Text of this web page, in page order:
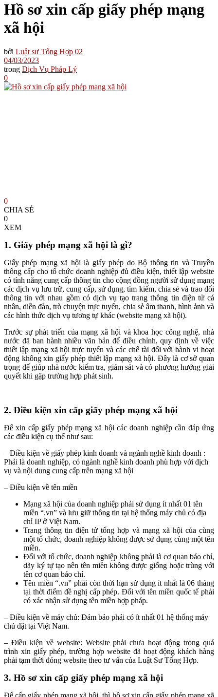
Hồ sơ xin cấp giấy phép mạng
xã hội
bởi Luật sư Tổng Hợp 02
04/03/2023
trong Dịch Vụ Pháp Lý
0
0
CHIA SẺ
0
XEM
1. Giấy phép mạng xã hội là gì?
Giấy phép mạng xã hội là giấy phép do Bộ thông tin và Truyền
thông cấp cho tổ chức doanh nghiệp đủ điều kiện, thiết lập website
có tính năng cung cấp thông tin cho cộng đồng người sử dụng mạng
các dịch vụ lưu trữ, cung cấp, sử dụng, tìm kiếm, chia sẻ và trao đổi
thông tin với nhau gồm có dịch vụ tạo trang thông tin điện tử cá
nhân, diễn đàn, trò chuyện trực tuyến, chia sẻ âm thanh, hình ảnh và
các hình thức dịch vụ tương tự khác (website mạng xã hội).
Trước sự phát triển của mạng xã hội và khoa học công nghệ, nhà
nước đã ban hành nhiều văn bản để điều chỉnh, quy định về việc
thiết lập mạng xã hội trực tuyến và các chế tài đối với hành vi hoạt
động không xin giấy phép thiết lập mạng xã hội. Đây là cơ sở quan
trọng để giúp nhà nước kiểm tra, giám sát và có phương hướng giải
quyết khi gặp trường hợp phát sinh.
2. Điều kiện xin cấp giấy phép mạng xã hội
Để xin cấp giấy phép mạng xã hội các doanh nghiệp cần đáp ứng
các điều kiện cụ thể như sau:
– Điều kiện về giấy phép kinh doanh và ngành nghề kinh doanh :
Phải là doanh nghiệp, có ngành nghề kinh doanh phù hợp với dịch
vụ và nội dung cung cấp trên mạng xã hội
– Điều kiện về tên miền
Mạng xã hội của doanh nghiệp phải sử dụng ít nhất 01 tên
miền “.vn” và lưu giữ thông tin tại hệ thống máy chủ có địa
chỉ IP ở Việt Nam.
Trang thông tin điện tử tổng hợp và mạng xã hội của cùng
một tổ chức, doanh nghiệp không được sử dụng cùng một tên
miền.
Đối với tổ chức, doanh nghiệp không phải là cơ quan báo chí,
dãy ký tự tạo nên tên miền không được giống hoặc trùng với
tên cơ quan báo chí.
Tên miền “.vn” phải còn thời hạn sử dụng ít nhất là 06 tháng
tại thời điểm đề nghị cấp phép. Đối với tên miền quốc tế phải
có xác nhận sử dụng tên miền hợp pháp.
– Điều kiện về máy chủ: Đảm bảo phải có ít nhất 01 hệ thống máy
chủ đặt tại Việt Nam.
– Điều kiện về website: Website phải chưa hoạt động trong quá
trình xin giấy phép, trường hợp website đã hoạt động khách hàng
phải tạm thời đóng website theo tư vấn của Luật Sư Tổng Hợp.
3. Hồ sơ xin cấp giấy phép mạng xã hội
Để cấp giấy phép mạng xã hội, thì hồ sơ xin cấp giấy phép mạng xã